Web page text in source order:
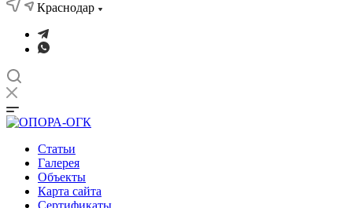
Краснодар
Статьи
Галерея
Объекты
Карта сайта
Сертификаты